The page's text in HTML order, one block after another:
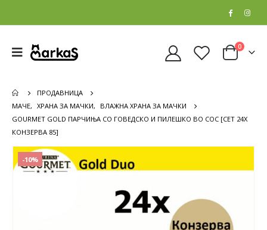
0
ПРОДАВНИЦА
МАЧЕ, ХРАНА ЗА МАЧКИ,
ВЛАЖНА ХРАНА ЗА МАЧКИ
GOURMET GOLD ПАРЧИЊА СО ГОВЕДСКО И ПИЛЕШКО ВО СОС [СЕТ 24Х
КОНЗЕРВА 85]
-10%